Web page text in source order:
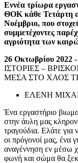
Εννέα τρίωρα
ΘΟΚ κάθε Τετάρτη
Νοέμβριο, που
συμμετέχοντες
αγριότητα των
26 Οκτωβρίου 2022 -
ΙΣΤΟΡΙΕΣ –
ΜΕΣΑ ΣΤΟ ΧΑΟΣ
ΕΛΕΝΗ
Ένα εργαστήριο
στην άυλη μας
τραγούδια. Ελάτε για
οι πρόγονοί μας, ένα
αναγέννηση εν μέσω
φωνή και σώμα θα